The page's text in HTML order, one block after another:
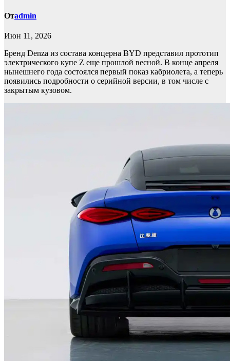
Отadmin
Июн 11, 2026
Бренд Denza из состава концерна BYD представил прототип
электрического купе Z еще прошлой весной. В конце апреля
нынешнего года состоялся первый показ кабриолета, а теперь
появились подробности о серийной версии, в том числе с
закрытым кузовом.